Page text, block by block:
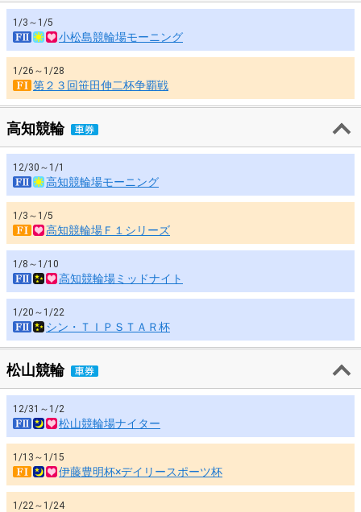
1/3～1/5
小松島競輪場モーニング
1/26～1/28
第２３回笹田伸二杯争覇戦
高知競輪
12/30～1/1
高知競輪場モーニング
1/3～1/5
高知競輪場Ｆ１シリーズ
1/8～1/10
高知競輪場ミッドナイト
1/20～1/22
シン・ＴＩＰＳＴＡＲ杯
松山競輪
12/31～1/2
松山競輪場ナイター
1/13～1/15
伊藤豊明杯×デイリースポーツ杯
1/22～1/24